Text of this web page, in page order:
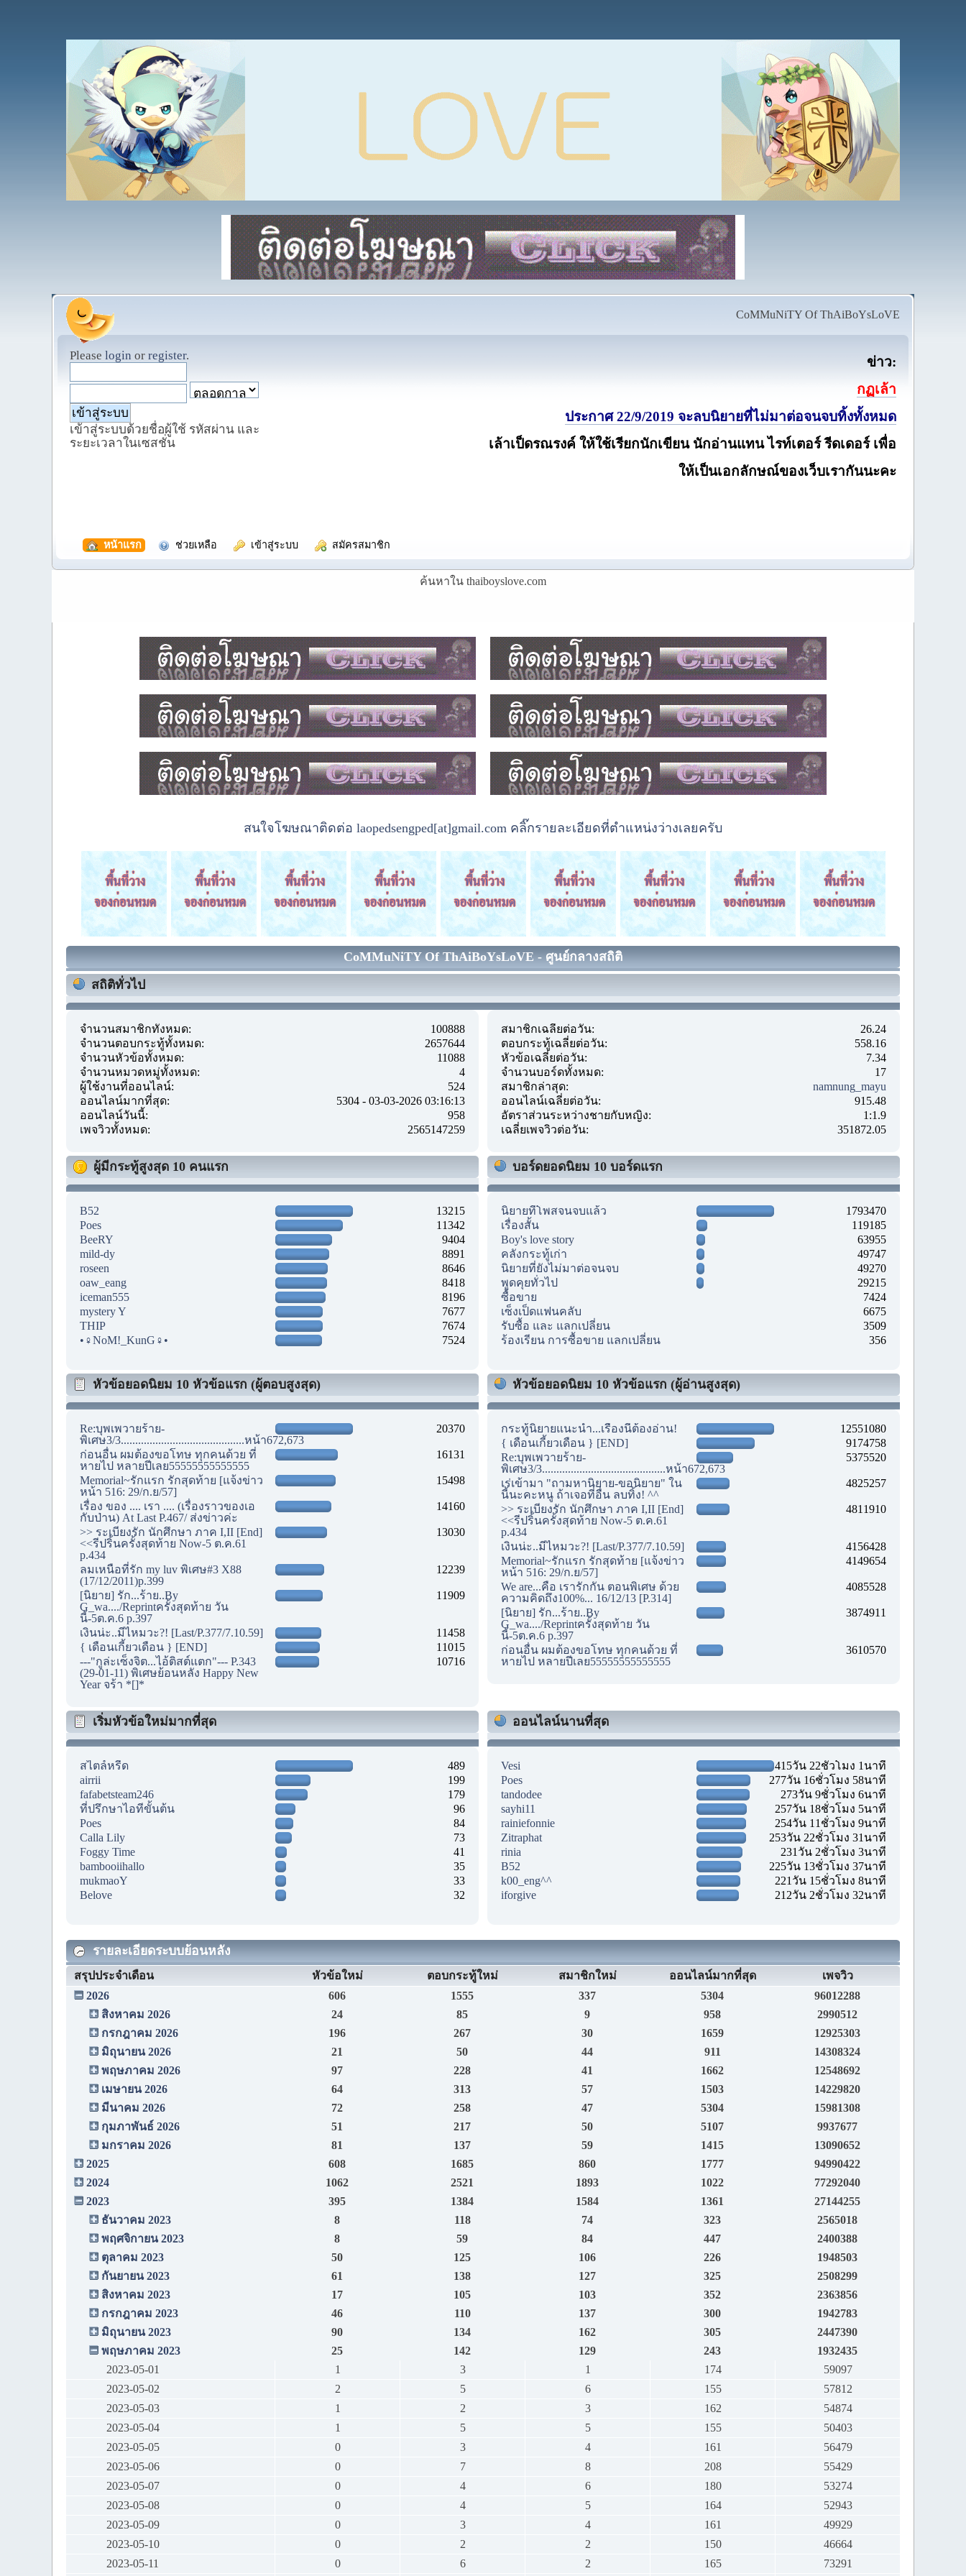
CoMMuNiTY Of ThAiBoYsLoVE
Please login or register.
เข้าสู่ระบบด้วยชื่อผู้ใช้ รหัสผ่าน และ
ระยะเวลาในเซสชั่น
ข่าว:
กฏเล้า
ประกาศ 22/9/2019 จะลบนิยายที่ไม่มาต่อจนจบทิ้งทั้งหมด
เล้าเป็ดรณรงค์ ให้ใช้เรียกนักเขียน นักอ่านแทน ไรท์เตอร์ รีดเดอร์ เพื่อ
ให้เป็นเอกลักษณ์ของเว็บเรากันนะคะ
หน้าแรก ช่วยเหลือ เข้าสู่ระบบ สมัครสมาชิก
ค้นหาใน thaiboyslove.com
สนใจโฆษณาติดต่อ laopedsengped[at]gmail.com คลิ๊กรายละเอียดที่ตำแหน่งว่างเลยครับ
CoMMuNiTY Of ThAiBoYsLoVE - ศูนย์กลางสถิติ
สถิติทั่วไป
จำนวนสมาชิกทั้งหมด:
100888
จำนวนตอบกระทู้ทั้งหมด:
2657644
จำนวนหัวข้อทั้งหมด:
11088
จำนวนหมวดหมู่ทั้งหมด:
4
ผู้ใช้งานที่ออนไลน์:
524
ออนไลน์มากที่สุด:
5304 - 03-03-2026 03:16:13
ออนไลน์วันนี้:
958
เพจวิวทั้งหมด:
2565147259
สมาชิกเฉลี่ยต่อวัน:
26.24
ตอบกระทู้เฉลี่ยต่อวัน:
558.16
หัวข้อเฉลี่ยต่อวัน:
7.34
จำนวนบอร์ดทั้งหมด:
17
สมาชิกล่าสุด:
namnung_mayu
ออนไลน์เฉลี่ยต่อวัน:
915.48
อัตราส่วนระหว่างชายกับหญิง:
1:1.9
เฉลี่ยเพจวิวต่อวัน:
351872.05
ผู้มีกระทู้สูงสุด 10 คนแรก
B52
13215
Poes
11342
BeeRY
9404
mild-dy
8891
roseen
8646
oaw_eang
8418
iceman555
8196
mystery Y
7677
THIP
7674
•♀NoM!_KunG♀•
7524
บอร์ดยอดนิยม 10 บอร์ดแรก
นิยายที่โพสจนจบแล้ว
1793470
เรื่องสั้น
119185
Boy's love story
63955
คลังกระทู้เก่า
49747
นิยายที่ยังไม่มาต่อจนจบ
49270
พูดคุยทั่วไป
29215
ซื้อขาย
7424
เซ็งเป็ดแฟนคลับ
6675
รับซื้อ และ แลกเปลี่ยน
3509
ร้องเรียน การซื้อขาย แลกเปลี่ยน
356
หัวข้อยอดนิยม 10 หัวข้อแรก (ผู้ตอบสูงสุด)
Re:บุพเพวายร้าย-
พิเศษ3/3...........................................หน้า672,673
20370
ก่อนอื่น ผมต้องขอโทษ ทุกคนด้วย ที่
หายไป หลายปีเลย55555555555555
16131
Memorial~รักแรก รักสุดท้าย [แจ้งข่าว
หน้า 516: 29/ก.ย/57]
15498
เรื่อง ของ .... เรา .... (เรื่องราวของเอ
กับป่าน) At Last P.467/ ส่งข่าวค่ะ
14160
>> ระเบียงรัก นักศึกษา ภาค I,II [End]
<<รีปริ้นครั้งสุดท้าย Now-5 ต.ค.61
p.434
13030
ลมเหนือที่รัก my luv พิเศษ#3 X88
(17/12/2011)p.399
12239
[นิยาย] รัก...ร้าย..By
G_wa..../Reprintครั้งสุดท้าย วัน
นี้-5ต.ค.6 p.397
11909
เงินน่ะ..มีไหมวะ?! [Last/P.377/7.10.59]
11458
{ เดือนเกี้ยวเดือน } [END]
11015
---"กูล่ะเซ็งจิต...ไอ้ติสต์แตก"--- P.343
(29-01-11) พิเศษย้อนหลัง Happy New
Year จร้า *[]*
10716
หัวข้อยอดนิยม 10 หัวข้อแรก (ผู้อ่านสูงสุด)
กระทู้นิยายแนะนำ...เรื่องนี้ต้องอ่าน!
12551080
{ เดือนเกี้ยวเดือน } [END]
9174758
Re:บุพเพวายร้าย-
พิเศษ3/3...........................................หน้า672,673
5375520
เร่เข้ามา "ถามหานิยาย-ขอนิยาย" ใน
นี้นะคะหนู ถ้าเจอที่อื่น ลบทิ้ง! ^^
4825257
>> ระเบียงรัก นักศึกษา ภาค I,II [End]
<<รีปริ้นครั้งสุดท้าย Now-5 ต.ค.61
p.434
4811910
เงินน่ะ..มีไหมวะ?! [Last/P.377/7.10.59]
4156428
Memorial~รักแรก รักสุดท้าย [แจ้งข่าว
หน้า 516: 29/ก.ย/57]
4149654
We are...คือ เรารักกัน ตอนพิเศษ ด้วย
ความคิดถึง100%... 16/12/13 [P.314]
4085528
[นิยาย] รัก...ร้าย..By
G_wa..../Reprintครั้งสุดท้าย วัน
นี้-5ต.ค.6 p.397
3874911
ก่อนอื่น ผมต้องขอโทษ ทุกคนด้วย ที่
หายไป หลายปีเลย55555555555555
3610570
เริ่มหัวข้อใหม่มากที่สุด
สไตล์หรีด
489
airrii
199
fafabetsteam246
179
ที่ปรึกษาไอทีขั้นต้น
96
Poes
84
Calla Lily
73
Foggy Time
41
bambooiihallo
35
mukmaoY
33
Belove
32
ออนไลน์นานที่สุด
Vesi
415วัน 22ชั่วโมง 1นาที
Poes
277วัน 16ชั่วโมง 58นาที
tandodee
273วัน 9ชั่วโมง 6นาที
sayhi11
257วัน 18ชั่วโมง 5นาที
rainiefonnie
254วัน 11ชั่วโมง 9นาที
Zitraphat
253วัน 22ชั่วโมง 31นาที
rinia
231วัน 2ชั่วโมง 3นาที
B52
225วัน 13ชั่วโมง 37นาที
k00_eng^^
221วัน 15ชั่วโมง 8นาที
iforgive
212วัน 2ชั่วโมง 32นาที
รายละเอียดระบบย้อนหลัง
สรุปประจำเดือน หัวข้อใหม่ ตอบกระทู้ใหม่ สมาชิกใหม่ ออนไลน์มากที่สุด
เพจวิว
2026
606 1555 337 5304
96012288
สิงหาคม 2026
24 85 9 958
2990512
กรกฎาคม 2026
196 267 30 1659
12925303
มิถุนายน 2026
21 50 44 911
14308324
พฤษภาคม 2026
97 228 41 1662
12548692
เมษายน 2026
64 313 57 1503
14229820
มีนาคม 2026
72 258 47 5304
15981308
กุมภาพันธ์ 2026
51 217 50 5107
9937677
มกราคม 2026
81 137 59 1415
13090652
2025
608 1685 860 1777
94990422
2024
1062 2521 1893 1022
77292040
2023
395 1384 1584 1361
27144255
ธันวาคม 2023
8 118 74 323
2565018
พฤศจิกายน 2023
8 59 84 447
2400388
ตุลาคม 2023
50 125 106 226
1948503
กันยายน 2023
61 138 127 325
2508299
สิงหาคม 2023
17 105 103 352
2363856
กรกฎาคม 2023
46 110 137 300
1942783
มิถุนายน 2023
90 134 162 305
2447390
พฤษภาคม 2023
25 142 129 243
1932435
2023-05-01
1 3 1 174
59097
2023-05-02
2 5 6 155
57812
2023-05-03
1 2 3 162
54874
2023-05-04
1 5 5 155
50403
2023-05-05
0 3 4 161
56479
2023-05-06
0 7 8 208
55429
2023-05-07
0 4 6 180
53274
2023-05-08
0 4 5 164
52943
2023-05-09
0 3 4 161
49929
2023-05-10
0 2 2 150
46664
2023-05-11
0 6 2 165 73291